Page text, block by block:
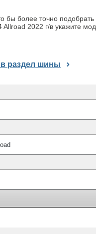
бы более точно
Allroad 2022 г/в укажите
в раздел шины